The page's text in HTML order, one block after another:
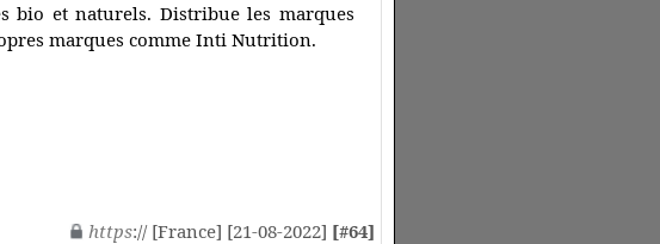
bio et naturels. Distribue les marques
marques comme Inti Nutrition.
https:// [France] [21-08-2022] [#64]